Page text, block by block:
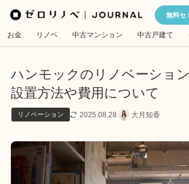
無料セ
お金 リノベ 中古マンション 中古戸建て
ハンモックのリノベーション
設置方法や費用について
リノベーション 2025.08.28 大月知香